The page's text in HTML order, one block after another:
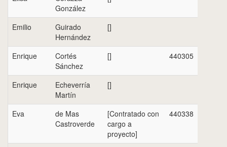
González
Emilio
Guirado
Hernández
[]
Enrique
Cortés
Sánchez
[] 440305
Enrique
Echeverría
Martín
[]
Eva
de Mas
Castroverde
[Contratado con
cargo a
proyecto]
440338